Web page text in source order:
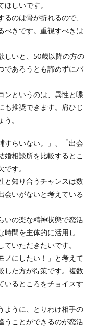
しいです。
のは骨が折れるので、
べきです。重視すべきは
しいと、50歳以降の方の
であろうとも諦めずにパ
ンというのは、異性と喋
も推奨できます。肩ひじ
。
すらいない。」、「出会
婚相談所を比較するとこ
す。
と知り合うチャンスは数
会いがないと考えている
いの楽な精神状態で恋活
時間を主体的に活用し
いただきたいです。
ノにしたい！」と考えて
した方が得策です。複数
いるところをチョイスす
ように、とりわけ相手の
うことができるのが恋活